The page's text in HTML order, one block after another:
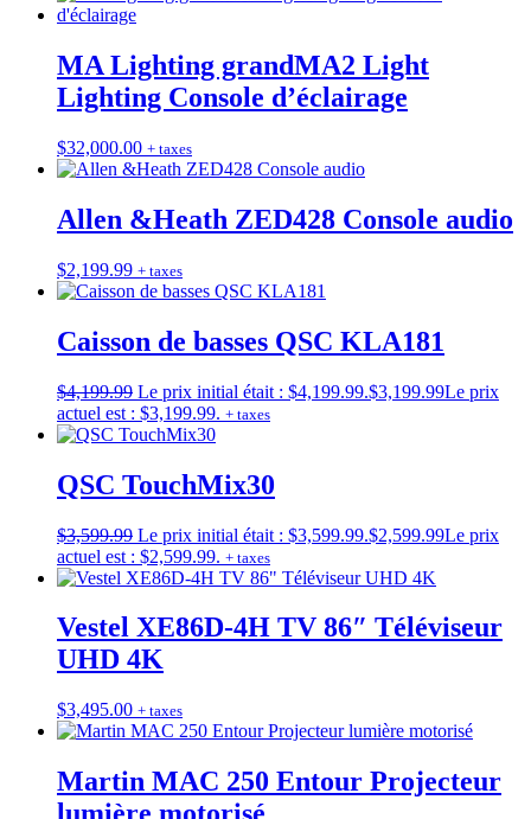
MA Lighting grandMA2 Light
Lighting Console d’éclairage
$32,000.00 + taxes
Allen &Heath ZED428 Console audio
$2,199.99 + taxes
Caisson de basses QSC KLA181
$4,199.99 Le prix initial était : $4,199.99.$3,199.99Le prix
actuel est : $3,199.99. + taxes
QSC TouchMix30
$3,599.99 Le prix initial était : $3,599.99.$2,599.99Le prix
actuel est : $2,599.99. + taxes
Vestel XE86D-4H TV 86″ Téléviseur
UHD 4K
$3,495.00 + taxes
Martin MAC 250 Entour Projecteur